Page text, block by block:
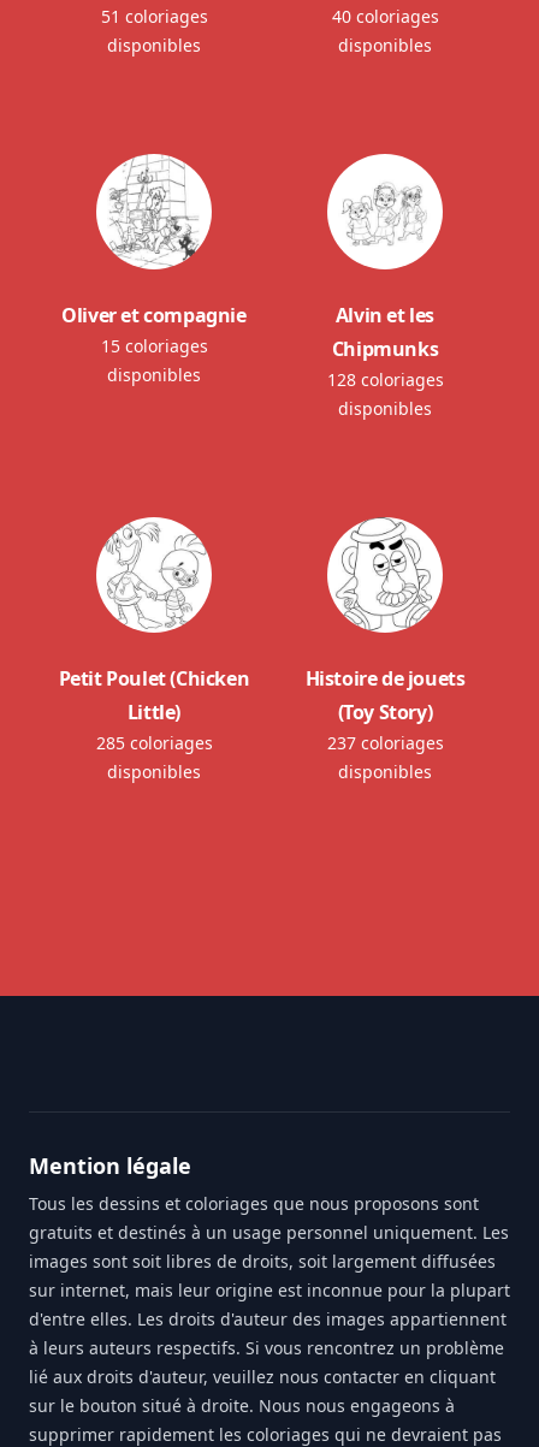
51 coloriages
disponibles
40 coloriages
disponibles
Oliver et compagnie
15 coloriages
disponibles
Alvin et les
Chipmunks
128 coloriages
disponibles
Petit Poulet (Chicken
Little)
285 coloriages
disponibles
Histoire de jouets
(Toy Story)
237 coloriages
disponibles
Mention légale
Tous les dessins et coloriages que nous proposons sont
gratuits et destinés à un usage personnel uniquement. Les
images sont soit libres de droits, soit largement diffusées
sur internet, mais leur origine est inconnue pour la plupart
d'entre elles. Les droits d'auteur des images appartiennent
à leurs auteurs respectifs. Si vous rencontrez un problème
lié aux droits d'auteur, veuillez nous contacter en cliquant
sur le bouton situé à droite. Nous nous engageons à
supprimer rapidement les coloriages qui ne devraient pas